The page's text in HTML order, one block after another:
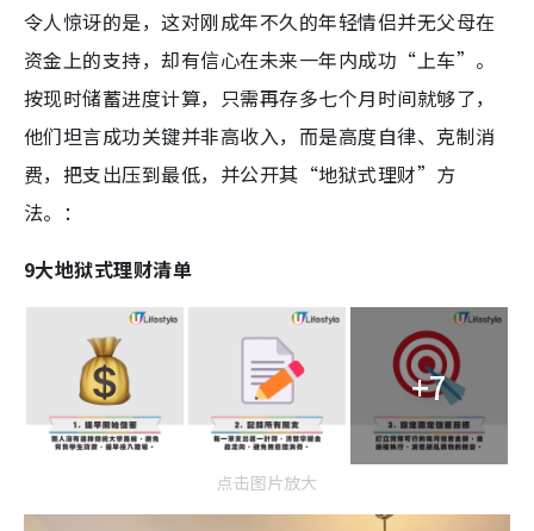
令人惊讶的是，这对刚成年不久的年轻情侣并无父母在
资金上的支持，却有信心在未来一年内成功“上车”。
按现时储蓄进度计算，只需再存多七个月时间就够了，
他们坦言成功关键并非高收入，而是高度自律、克制消
费，把支出压到最低，并公开其“地狱式理财”方
法。：
9大地狱式理财清单
+7
点击图片放大